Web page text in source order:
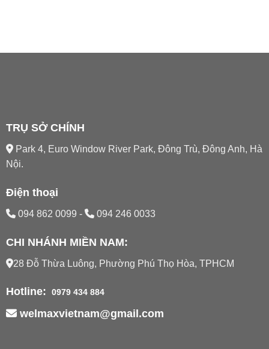
TRỤ SỞ CHÍNH
Park 4, Euro Window River Park, Đông Trù, Đông Anh, Hà
Nội.
Điện thoại
094 862 0099 - 094 246 0033
CHI NHÁNH MIỀN NAM:
28 Đỗ Thừa Luông, Phường Phú Thọ Hòa, TPHCM
Hotline: 0979 434 884
welmaxvietnam@gmail.com